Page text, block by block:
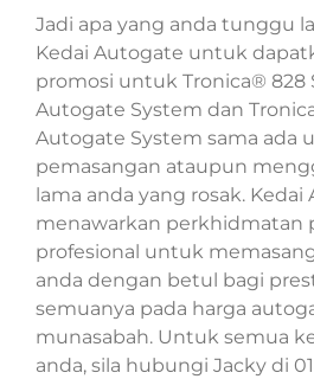
Jadi apa yang anda tunggu
Kedai Autogate untuk
promosi untuk Tronica® 828
Autogate System dan
Autogate System sama ada
pemasangan ataupun
lama anda yang rosak.
menawarkan perkhidmatan
profesional untuk
anda dengan betul bagi
semuanya pada harga
munasabah. Untuk semua
anda, sila hubungi Jacky di